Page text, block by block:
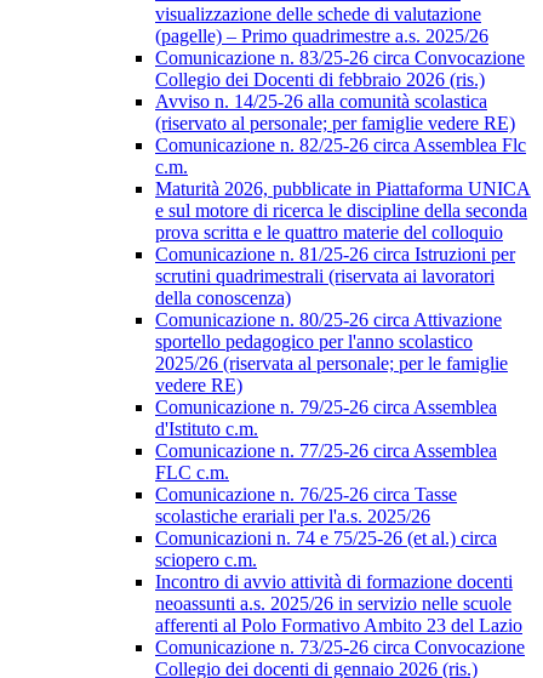
visualizzazione delle schede di valutazione
(pagelle) – Primo quadrimestre a.s. 2025/26
Comunicazione n. 83/25-26 circa Convocazione
Collegio dei Docenti di febbraio 2026 (ris.)
Avviso n. 14/25-26 alla comunità scolastica
(riservato al personale; per famiglie vedere RE)
Comunicazione n. 82/25-26 circa Assemblea Flc
c.m.
Maturità 2026, pubblicate in Piattaforma UNICA
e sul motore di ricerca le discipline della seconda
prova scritta e le quattro materie del colloquio
Comunicazione n. 81/25-26 circa Istruzioni per
scrutini quadrimestrali (riservata ai lavoratori
della conoscenza)
Comunicazione n. 80/25-26 circa Attivazione
sportello pedagogico per l'anno scolastico
2025/26 (riservata al personale; per le famiglie
vedere RE)
Comunicazione n. 79/25-26 circa Assemblea
d'Istituto c.m.
Comunicazione n. 77/25-26 circa Assemblea
FLC c.m.
Comunicazione n. 76/25-26 circa Tasse
scolastiche erariali per l'a.s. 2025/26
Comunicazioni n. 74 e 75/25-26 (et al.) circa
sciopero c.m.
Incontro di avvio attività di formazione docenti
neoassunti a.s. 2025/26 in servizio nelle scuole
afferenti al Polo Formativo Ambito 23 del Lazio
Comunicazione n. 73/25-26 circa Convocazione
Collegio dei docenti di gennaio 2026 (ris.)